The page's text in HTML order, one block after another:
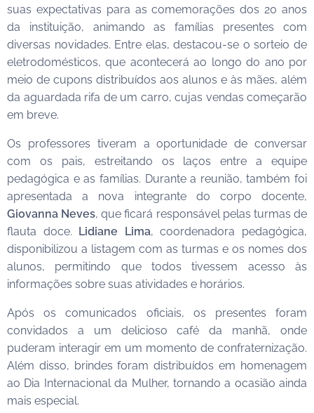
suas expectativas para as comemorações dos 20 anos
da instituição, animando as famílias presentes com
diversas novidades. Entre elas, destacou-se o sorteio de
eletrodomésticos, que acontecerá ao longo do ano por
meio de cupons distribuídos aos alunos e às mães, além
da aguardada rifa de um carro, cujas vendas começarão
em breve.
Os professores tiveram a oportunidade de conversar
com os pais, estreitando os laços entre a equipe
pedagógica e as famílias. Durante a reunião, também foi
apresentada a nova integrante do corpo docente,
Giovanna Neves, que ficará responsável pelas turmas de
flauta doce. Lidiane Lima, coordenadora pedagógica,
disponibilizou a listagem com as turmas e os nomes dos
alunos, permitindo que todos tivessem acesso às
informações sobre suas atividades e horários.
Após os comunicados oficiais, os presentes foram
convidados a um delicioso café da manhã, onde
puderam interagir em um momento de confraternização.
Além disso, brindes foram distribuídos em homenagem
ao Dia Internacional da Mulher, tornando a ocasião ainda
mais especial.